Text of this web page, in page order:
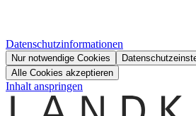
Datenschutzinformationen
Nur notwendige Cookies
Alle Cookies akzeptieren
Inhalt anspringen